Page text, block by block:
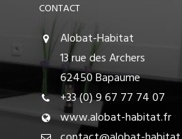
CONTACT
Alobat-Habitat
13 rue des Archers
62450 Bapaume
+33 (0) 9 67 77 74 07
www.alobat-habitat.fr